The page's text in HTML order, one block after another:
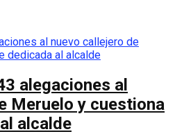
alegaciones al
Meruelo y cuestiona
alcalde